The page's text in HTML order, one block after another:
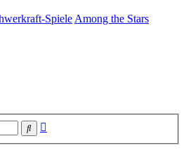
SpieleAmong the Stars
Suche